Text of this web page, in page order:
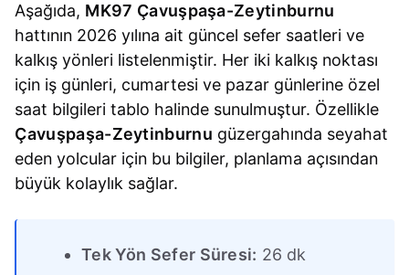
Aşağıda, MK97 Çavuşpaşa-Zeytinburnu
hattının 2026 yılına ait güncel sefer saatleri ve
kalkış yönleri listelenmiştir. Her iki kalkış noktası
için iş günleri, cumartesi ve pazar günlerine özel
saat bilgileri tablo halinde sunulmuştur. Özellikle
Çavuşpaşa-Zeytinburnu güzergahında seyahat
eden yolcular için bu bilgiler, planlama açısından
büyük kolaylık sağlar.
Tek Yön Sefer Süresi: 26 dk